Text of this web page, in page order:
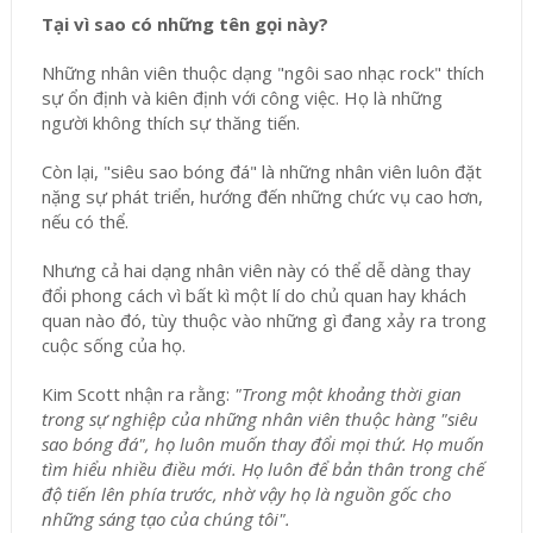
Tại vì sao có những tên gọi này?
Những nhân viên thuộc dạng "ngôi sao nhạc rock" thích
sự ổn định và kiên định với công việc. Họ là những
người không thích sự thăng tiến.
Còn lại, "siêu sao bóng đá" là những nhân viên luôn đặt
nặng sự phát triển, hướng đến những chức vụ cao hơn,
nếu có thể.
Nhưng cả hai dạng nhân viên này có thể dễ dàng thay
đổi phong cách vì bất kì một lí do chủ quan hay khách
quan nào đó, tùy thuộc vào những gì đang xảy ra trong
cuộc sống của họ.
Kim Scott nhận ra rằng: "Trong một khoảng thời gian
trong sự nghiệp của những nhân viên thuộc hàng "siêu
sao bóng đá", họ luôn muốn thay đổi mọi thứ. Họ muốn
tìm hiểu nhiều điều mới. Họ luôn để bản thân trong chế
độ tiến lên phía trước, nhờ vậy họ là nguồn gốc cho
những sáng tạo của chúng tôi".